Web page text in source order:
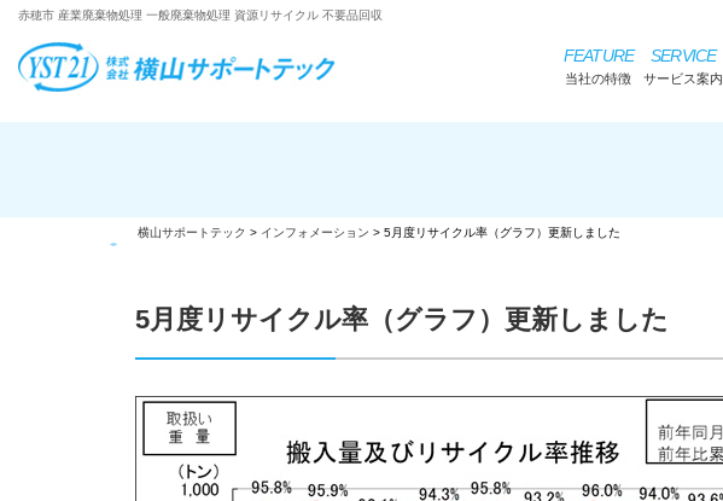
赤穂市 産業廃棄物処理 一般廃棄物処理 資源リサイクル 不要品回収
FEATURE
当社の特徴
SERVICE
サービス案内
横山サポートテック > インフォメーション > 5月度リサイクル率（グラフ）更新しました
5月度リサイクル率（グラフ）更新しました